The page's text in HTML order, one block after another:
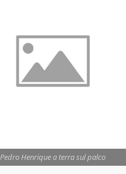
Pedro Henrique a terra sul palco